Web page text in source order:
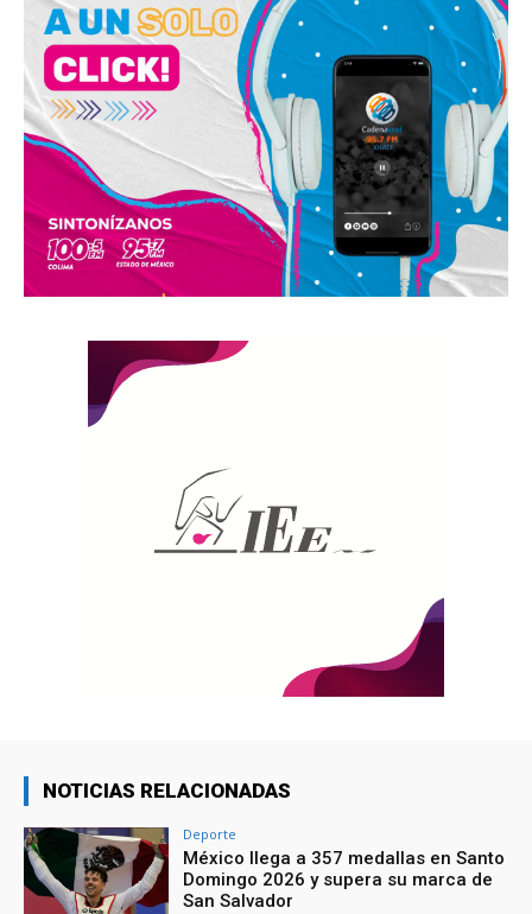
NOTICIAS RELACIONADAS
Deporte
México llega a 357 medallas en Santo
Domingo 2026 y supera su marca de
San Salvador